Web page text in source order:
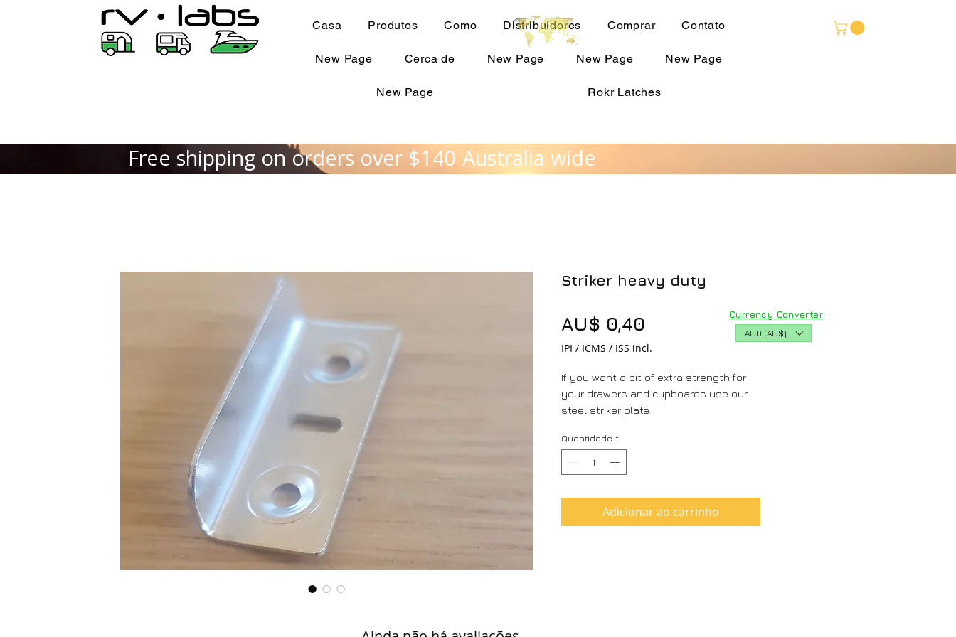
Casa Produtos Como Distribuidores Comprar Contato
New Page Cerca de New Page New Page New Page
New Page Rokr Latches
Striker heavy duty
AU$ 0,40Preço
IPI / ICMS / ISS incl.
If you want a bit of extra strength for
your drawers and cupboards use our
steel striker plate.
Quantidade *
Adicionar ao carrinho
AUD (AU$)
Currency Converter
Free shipping on orders over $140 Australia wide